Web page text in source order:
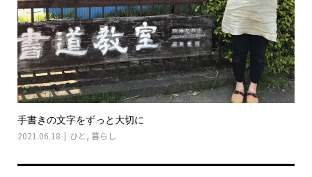
手書きの文字をずっと大切に
2021.06.18 ひと , 暮らし